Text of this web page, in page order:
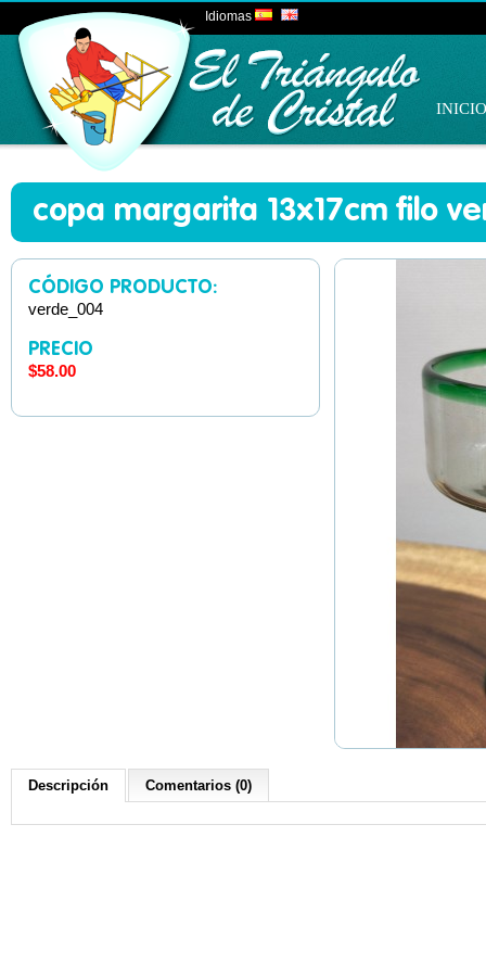
Idiomas
INICIO
copa margarita 13x17cm filo
CÓDIGO PRODUCTO:
verde_004
PRECIO
$58.00
Descripción Comentarios (0)